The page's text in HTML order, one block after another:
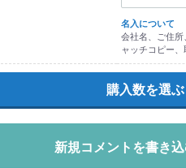
名入について
会社名、ご住
ャッチコピー、
新規コメントを書き